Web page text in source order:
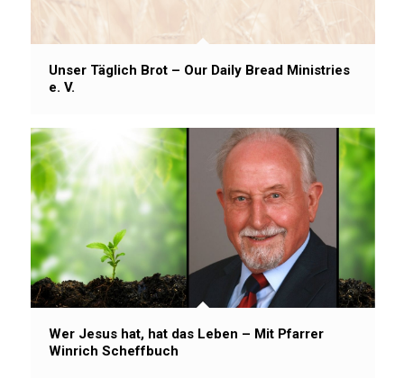
Unser Täglich Brot – Our Daily Bread Ministries
e. V.
Wer Jesus hat, hat das Leben – Mit Pfarrer
Winrich Scheffbuch